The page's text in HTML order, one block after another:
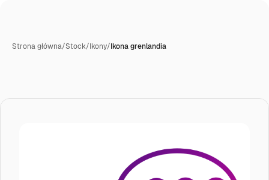
Strona główna/Stock/Ikony/Ikona grenlandia